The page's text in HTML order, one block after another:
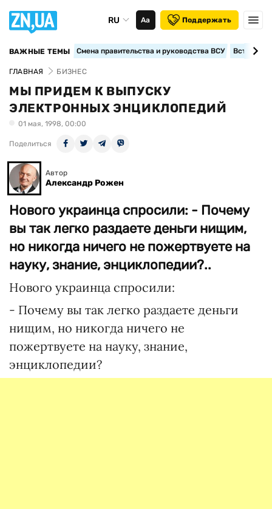
RU Аа Поддержать
ВАЖНЫЕ ТЕМЫ Смена правительства и руководства ВСУ
ГЛАВНАЯ БИЗНЕС
МЫ ПРИДЕМ К ВЫПУСКУ
ЭЛЕКТРОННЫХ ЭНЦИКЛОПЕДИЙ
01 мая, 1998, 00:00
Поделиться
Автор
Александр Рожен
Нового украинца спросили: - Почему
вы так легко раздаете деньги нищим,
но никогда ничего не пожертвуете на
науку, знание, энциклопедии?..
Нового украинца спросили:
- Почему вы так легко раздаете деньги
нищим, но никогда ничего не
пожертвуете на науку, знание,
энциклопедии?